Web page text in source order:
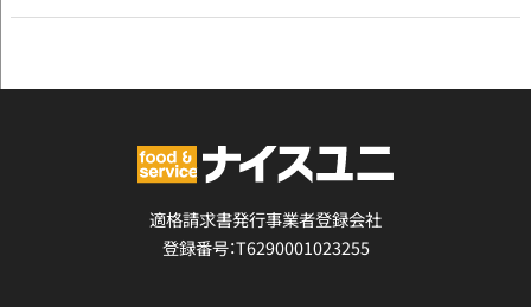
適格請求書発行事業者登録会社
登録番号：T6290001023255